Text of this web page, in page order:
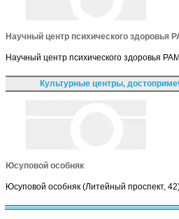
Научный центр психического здоровья
Научный центр психического здоровья
Культурные центры,
Юсуповой особняк
Юсуповой особняк (Литейный проспект,